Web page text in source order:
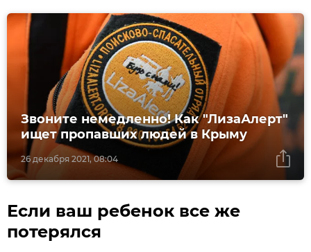
26 декабря 2021, 08:04
Звоните немедленно! Как "ЛизаАлерт"
ищет пропавших людей в Крыму
Если ваш ребенок все же
потерялся